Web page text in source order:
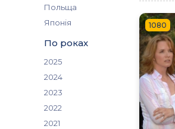
Польща
Японія
По роках
2025
2024
2023
2022
2021
1080